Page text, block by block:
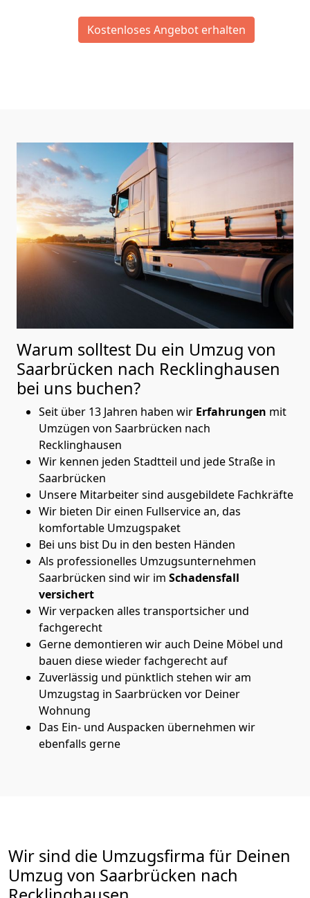
Kostenloses Angebot erhalten
Warum solltest Du ein Umzug von
Saarbrücken nach Recklinghausen
bei uns buchen?
Seit über 13 Jahren haben wir Erfahrungen mit
Umzügen von Saarbrücken nach
Recklinghausen
Wir kennen jeden Stadtteil und jede Straße in
Saarbrücken
Unsere Mitarbeiter sind ausgebildete Fachkräfte
Wir bieten Dir einen Fullservice an, das
komfortable Umzugspaket
Bei uns bist Du in den besten Händen
Als professionelles Umzugsunternehmen
Saarbrücken sind wir im Schadensfall
versichert
Wir verpacken alles transportsicher und
fachgerecht
Gerne demontieren wir auch Deine Möbel und
bauen diese wieder fachgerecht auf
Zuverlässig und pünktlich stehen wir am
Umzugstag in Saarbrücken vor Deiner
Wohnung
Das Ein- und Auspacken übernehmen wir
ebenfalls gerne
Wir sind die Umzugsfirma für Deinen
Umzug von Saarbrücken nach